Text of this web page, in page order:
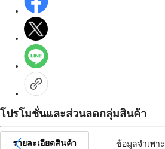
โปรโมชั่นและส่วนลดกลุ่มสินค้า
รายละเอียดสินค้า ข้อมูลจำเพาะ